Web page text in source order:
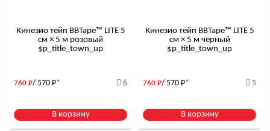
Кинезио тейп BBTape™ LITE 5
см × 5 м розовый
$р_title_town_up
760 Р/ 570 Р* 6
В корзину
Кинезио тейп BBTape™ LITE 5
см × 5 м черный
$р_title_town_up
760 Р/ 570 Р* 5
В корзину